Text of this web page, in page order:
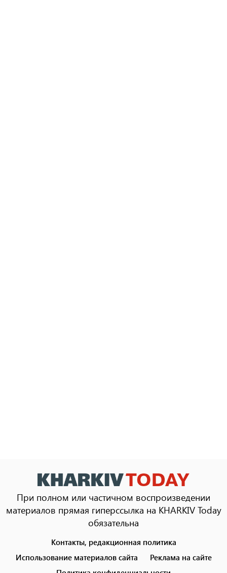
При полном или частичном воспроизведении
материалов прямая гиперссылка на KHARKIV Today
обязательна
menu
Контакты, редакционная политика
Использование материалов сайта
Реклама на сайте